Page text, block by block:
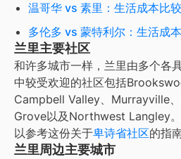
温哥华 vs 素里：生活成本比较
多伦多 vs 蒙特利尔：生活成
兰里主要社区
和许多城市一样，兰里由多个各
中较受欢迎的社区包括
Campbell Valley、Murrayville
Grove以及Northwest Langley
以参考这份关于卑诗省社区的指南
兰里周边主要城市